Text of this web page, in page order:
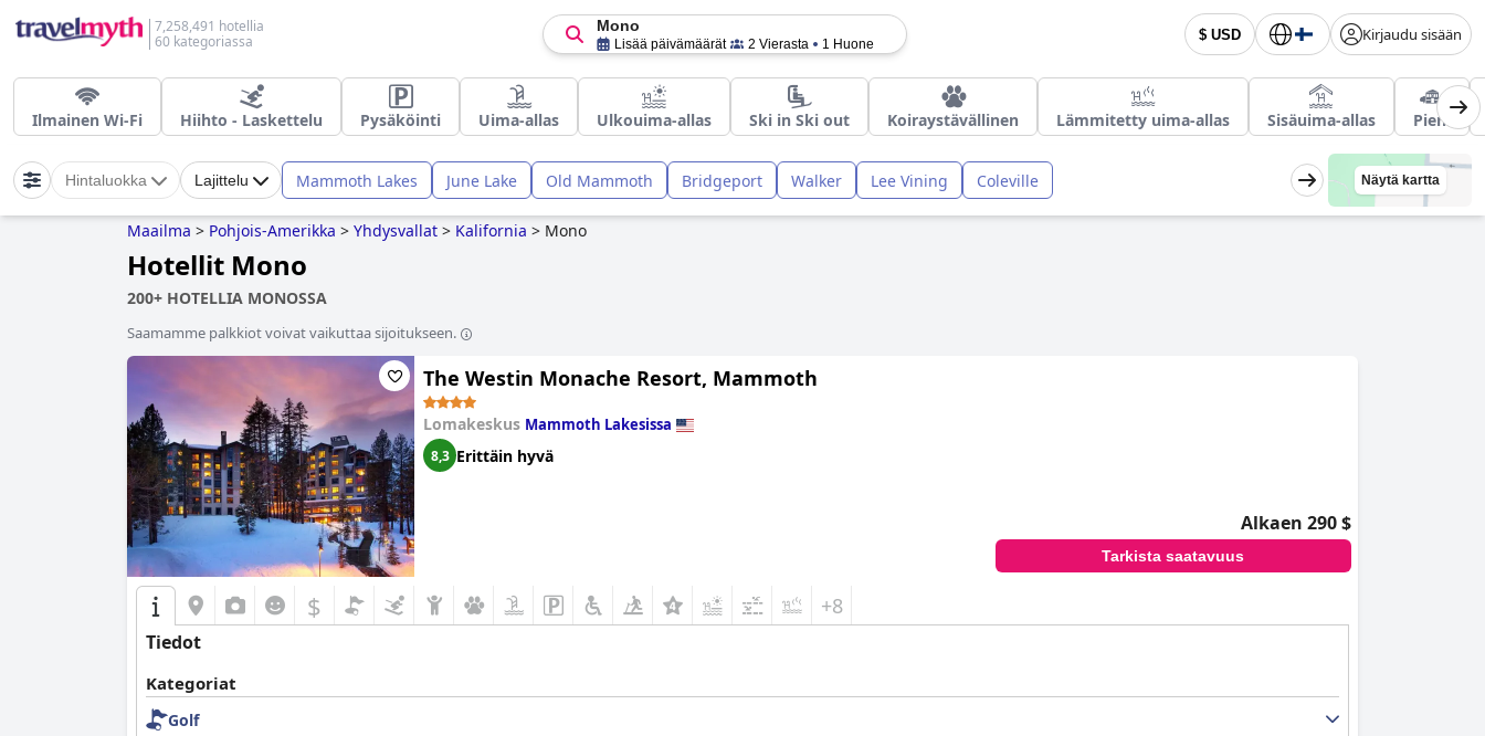
7,258,491 hotellia
60 kategoriassa
$ USD Kirjaudu sisään
Mono
Lisää päivämäärät 2 Vierasta 1 Huone
Ilmainen Wi-Fi Hiihto - Laskettelu Pysäköinti Uima-allas Ulkouima-allas Ski in Ski out Koiraystävällinen Lämmitetty uima-allas Sisäuima-allas Pieni
Hintaluokka Lajittelu Mammoth Lakes June Lake Old Mammoth Bridgeport Walker Lee Vining Coleville Näytä kartta
Maailma > Pohjois-Amerikka > Yhdysvallat > Kalifornia > Mono
Hotellit Mono
200+ HOTELLIA MONOSSA
Saamamme palkkiot voivat vaikuttaa sijoitukseen.
The Westin Monache Resort, Mammoth
Lomakeskus Mammoth Lakesissa
8,3 Erittäin hyvä
Alkaen 290 $
Tarkista saatavuus
$ +8
Tiedot
Kategoriat
Golf